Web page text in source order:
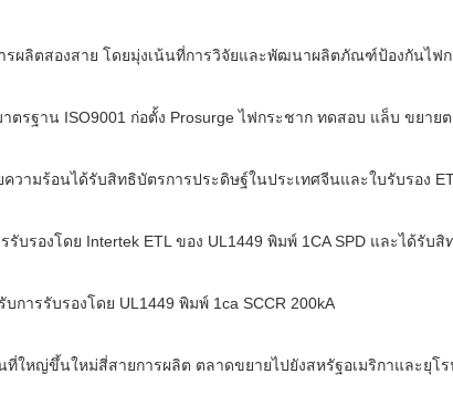
ารผลิตสองสาย โดยมุ่งเน้นที่การวิจัยและพัฒนาผลิตภัณฑ์ป้องกันไฟ
ตรฐาน ISO9001 ก่อตั้ง Prosurge ไฟกระชาก ทดสอบ แล็บ ขยายต
วามร้อนได้รับสิทธิบัตรการประดิษฐ์ในประเทศจีนและใบรับรอง
รับรองโดย Intertek ETL ของ UL1449 พิมพ์ 1CA SPD และได้รับ
การรับรองโดย UL1449 พิมพ์ 1ca SCCR 200kA
นที่ใหญ่ขึ้นใหม่สี่สายการผลิต ตลาดขยายไปยังสหรัฐอเมริกาและยุโ